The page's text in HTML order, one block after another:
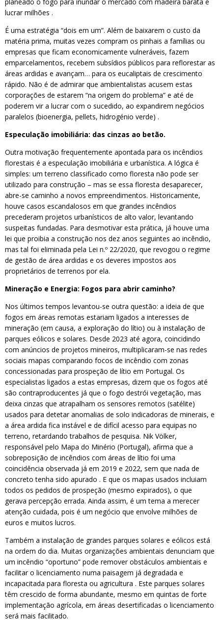
lucrar milhões .
É uma estratégia “dois em um”. Além de baixarem o custo da
matéria prima, muitas vezes compram os pinhais a famílias ou
empresas que ficam economicamente vulneráveis, fazem
emparcelamentos, recebem subsídios públicos para reflorestar as
áreas ardidas e avançam… para os eucaliptais de crescimento
rápido. Não é de admirar que ambientalistas acusem estas
corporações de estarem “na origem do problema” e até de
poderem vir a lucrar com o sucedido, ao expandirem negócios
paralelos (bioenergia, pellets, hidrogénio verde) .
Especulação imobiliária: das cinzas ao betão.
Outra motivação frequentemente apontada para os incêndios
florestais é a especulação imobiliária e urbanística. A lógica é
simples: um terreno classificado como floresta não pode ser
utilizado para construção – mas se essa floresta desaparecer,
abre-se caminho a novos empreendimentos. Historicamente,
houve casos escandalosos em que grandes incêndios
precederam projetos urbanísticos de alto valor, levantando
suspeitas fundadas. Para desmotivar esta prática, já houve uma
lei que proibia a construção nos dez anos seguintes ao incêndio,
mas tal foi eliminada pela Lei n.º 22/2020, que revogou o regime
de gestão de área ardidas e os deveres impostos aos
proprietários de terrenos por ela.
Mineração e Energia: Fogos para abrir caminho?
Nos últimos tempos levantou-se outra questão: a ideia de que
fogos em áreas remotas estariam ligados a interesses de
mineração (em causa, a exploração do lítio) ou à instalação de
parques eólicos e solares. Desde 2023 até agora, coincidindo
com anúncios de projetos mineiros, multiplicaram-se nas redes
sociais mapas comparando focos de incêndio com zonas
concessionadas para prospeção de lítio em Portugal. Os
especialistas ligados a estas empresas, dizem que os fogos até
são contraproducentes já que o fogo destrói vegetação, mas
deixa cinzas que atrapalham os sensores remotos (satélite)
usados para detetar anomalias de solo indicadoras de minerais, e
a área ardida fica instável e de difícil acesso para equipas no
terreno, retardando trabalhos de pesquisa. Nik Völker,
responsável pelo Mapa do Minério (Portugal), afirma que a
sobreposição de incêndios com áreas de lítio foi uma
coincidência observada já em 2019 e 2022, sem que nada de
concreto tenha sido apurado . E que os mapas usados incluiam
todos os pedidos de prospeção (mesmo expirados), o que
gerava percepção errada. Ainda assim, é um tema a merecer
atenção cuidada, pois é um negócio que envolve milhões de
euros e muitos lucros.
Também a instalação de grandes parques solares e eólicos está
na ordem do dia. Muitas organizações ambientais denunciam que
um incêndio “oportuno” pode remover obstáculos ambientais e
facilitar o licenciamento numa paisagem já degradada e
incapacitada para floresta ou agricultura . Este parques solares
têm crescido de forma abundante, mesmo em quintas de forte
implementação agrícola, em áreas desertificadas o licenciamento
será mais facilitado.